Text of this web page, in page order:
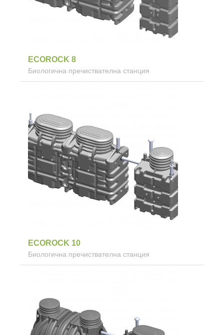
ECOROCK 8
Биологична пречиствателна станция
ECOROCK 10
Биологична пречиствателна станция